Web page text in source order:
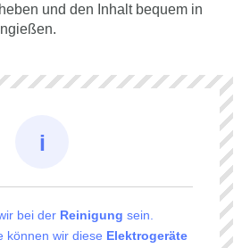
und den Inhalt bequem in
bei der Reinigung sein.
können wir diese Elektrogeräte